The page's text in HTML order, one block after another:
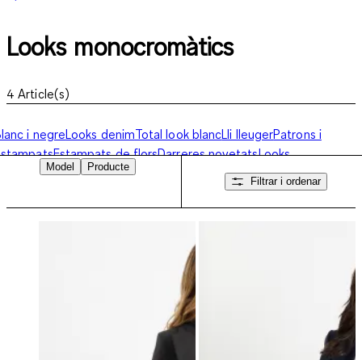
Looks monocromàtics
4 Article(s)
i negreLooks denimTotal look blancLli lleugerPatrons i
Estampats de florsDarreres novetatsLooks
Pel·lícules, música i logotips
Model
Producte
Filtrar i ordenar